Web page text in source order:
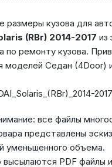
размеры кузова для
(RBr) 2014-2017 из
по ремонту кузова.
моделей Седан (4Door)
все файлы
представлены
уменьшенного объема.
PDF файлы